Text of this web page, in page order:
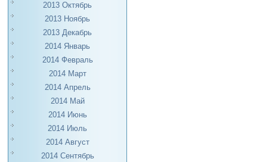
2013 Октябрь
2013 Ноябрь
2013 Декабрь
2014 Январь
2014 Февраль
2014 Март
2014 Апрель
2014 Май
2014 Июнь
2014 Июль
2014 Август
2014 Сентябрь